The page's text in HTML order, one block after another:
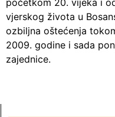
početkom 20. vijeka i
vjerskog života u
ozbiljna oštećenja
2009. godine i sada
zajednice.